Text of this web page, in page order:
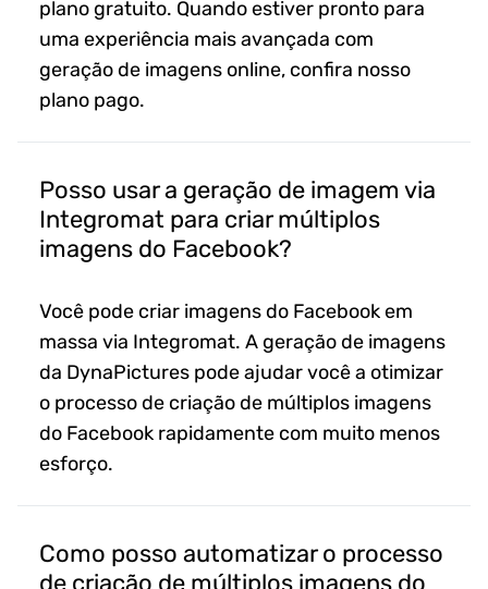
plano gratuito. Quando estiver pronto para
uma experiência mais avançada com
geração de imagens online, confira nosso
plano pago.
Posso usar a geração de imagem via
Integromat para criar múltiplos
imagens do Facebook?
Você pode criar imagens do Facebook em
massa via Integromat. A geração de imagens
da DynaPictures pode ajudar você a otimizar
o processo de criação de múltiplos imagens
do Facebook rapidamente com muito menos
esforço.
Como posso automatizar o processo